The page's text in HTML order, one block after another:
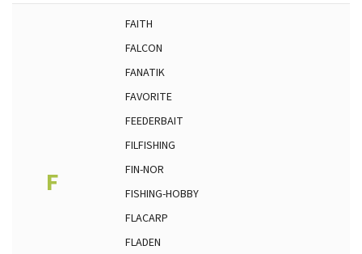
F
FAITH
FALCON
FANATIK
FAVORITE
FEEDERBAIT
FILFISHING
FIN-NOR
FISHING-HOBBY
FLACARP
FLADEN